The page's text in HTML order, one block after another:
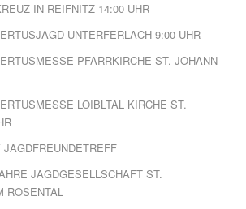
IN REIFNITZ 14:00 UHR
UNTERFERLACH 9:00 UHR
PFARRKIRCHE ST. JOHANN
LOIBLTAL KIRCHE ST.
JAGDGESELLSCHAFT ST.
ROSENTAL